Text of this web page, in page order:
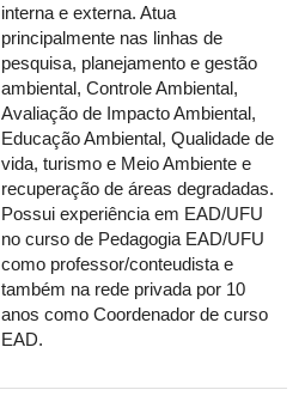
interna e externa. Atua
principalmente nas linhas de
pesquisa, planejamento e gestão
ambiental, Controle Ambiental,
Avaliação de Impacto Ambiental,
Educação Ambiental, Qualidade de
vida, turismo e Meio Ambiente e
recuperação de áreas degradadas.
Possui experiência em EAD/UFU
no curso de Pedagogia EAD/UFU
como professor/conteudista e
também na rede privada por 10
anos como Coordenador de curso
EAD.